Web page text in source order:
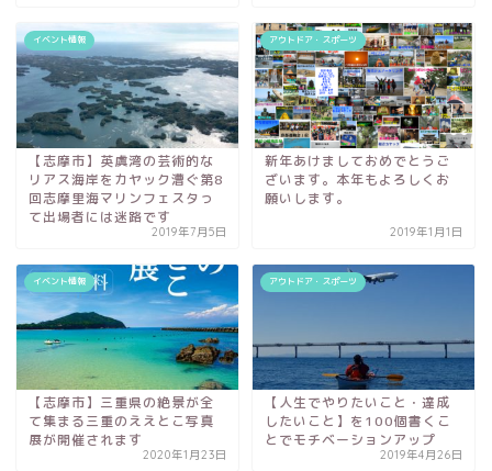
イベント情報
【志摩市】英虞湾の芸術的な
リアス海岸をカヤック漕ぐ第8
回志摩里海マリンフェスタっ
て出場者には迷路です
2019年7月5日
アウトドア・スポーツ
新年あけましておめでとうご
ざいます。本年もよろしくお
願いします。
2019年1月1日
イベント情報
【志摩市】三重県の絶景が全
て集まる三重のええとこ写真
展が開催されます
2020年1月23日
アウトドア・スポーツ
【人生でやりたいこと・達成
したいこと】を100個書くこ
とでモチベーションアップ
2019年4月26日